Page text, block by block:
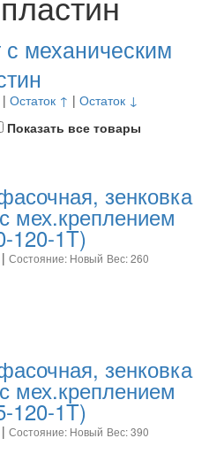
механическим
| Остаток ↑ | Остаток ↓
Показать все товары
зенковка
мех.креплением
120-1T)
| Состояние: Новый Вес: 260
зенковка
мех.креплением
120-1T)
| Состояние: Новый Вес: 390